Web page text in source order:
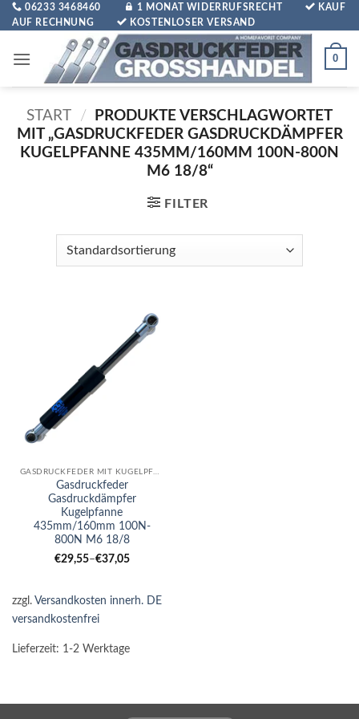
Zum
Inhalt
06233 3468460 1 MONAT WIDERRUFSRECHT
KAUF
AUF RECHNUNG
KOSTENLOSER VERSAND
0
START /
PRODUKTE VERSCHLAGWORTET
MIT „GASDRUCKFEDER GASDRUCKDÄMPFER
KUGELPFANNE 435MM/160MM 100N-800N
M6 18/8“
FILTER
GASDRUCKFEDER MIT KUGELPFANNE
Gasdruckfeder
Gasdruckdämpfer
Kugelpfanne
435mm/160mm 100N-
800N M6 18/8
€29,55–€37,05
zzgl. Versandkosten innerh. DE
versandkostenfrei
Lieferzeit: 1-2 Werktage